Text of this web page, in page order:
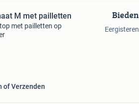
M met pailletten
met pailletten op
of Verzenden
Bieden
Eergisteren